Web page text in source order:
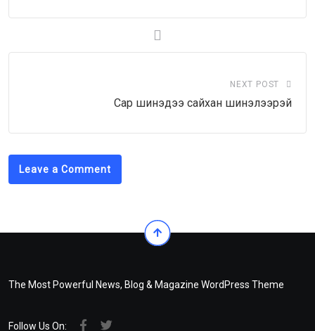
NEXT POST
Сар шинэдээ сайхан шинэлээрэй
Leave a Comment
The Most Powerful News, Blog & Magazine WordPress Theme
Follow Us On: